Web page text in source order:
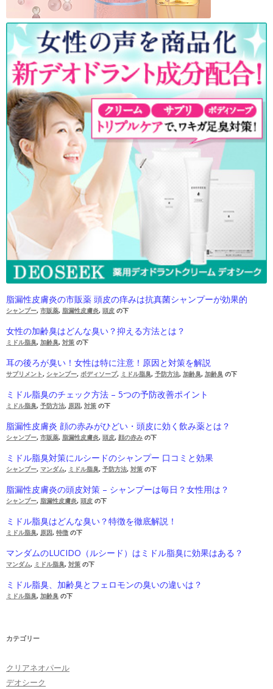
脂漏性皮膚炎の市販薬 頭皮の痒みは抗真菌シャンプーが効果的
シャンプー, 市販薬, 脂漏性皮膚炎, 頭皮 の下
女性の加齢臭はどんな臭い？抑える方法とは？
ミドル脂臭, 加齢臭, 対策 の下
耳の後ろが臭い！女性は特に注意！原因と対策を解説
サプリメント, シャンプー, ボディソープ, ミドル脂臭, 予防方法, 加齢臭, 加齢臭 の下
ミドル脂臭のチェック方法 – 5つの予防改善ポイント
ミドル脂臭, 予防方法, 原因, 対策 の下
脂漏性皮膚炎 顔の赤みがひどい・頭皮に効く飲み薬とは？
シャンプー, 市販薬, 脂漏性皮膚炎, 頭皮, 顔の赤み の下
ミドル脂臭対策にルシードのシャンプー 口コミと効果
シャンプー, マンダム, ミドル脂臭, 予防方法, 対策 の下
脂漏性皮膚炎の頭皮対策 – シャンプーは毎日？女性用は？
シャンプー, 脂漏性皮膚炎, 頭皮 の下
ミドル脂臭はどんな臭い？特徴を徹底解説！
ミドル脂臭, 原因, 特徴 の下
マンダムのLUCIDO（ルシード）はミドル脂臭に効果はある？
マンダム, ミドル脂臭, 対策 の下
ミドル脂臭、加齢臭とフェロモンの臭いの違いは？
ミドル脂臭, 加齢臭 の下
カテゴリー
クリアネオパール
デオシーク